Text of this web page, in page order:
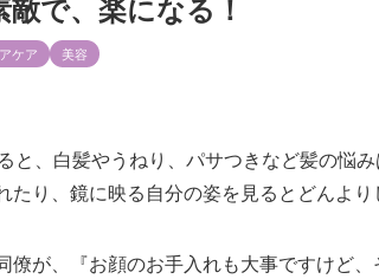
敵で、楽になる！
ケア 美容
と、白髪やうねり、パサつきなど髪の悩
たり、鏡に映る自分の姿を見るとどんより
僚が、『お顔のお手入れも大事ですけど